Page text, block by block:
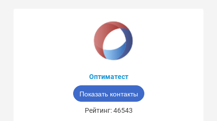
Оптиматест
Показать контакты
Рейтинг: 46543